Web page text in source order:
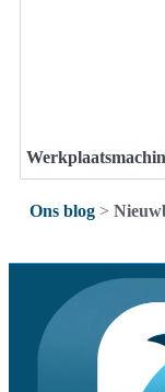
Ons blog >